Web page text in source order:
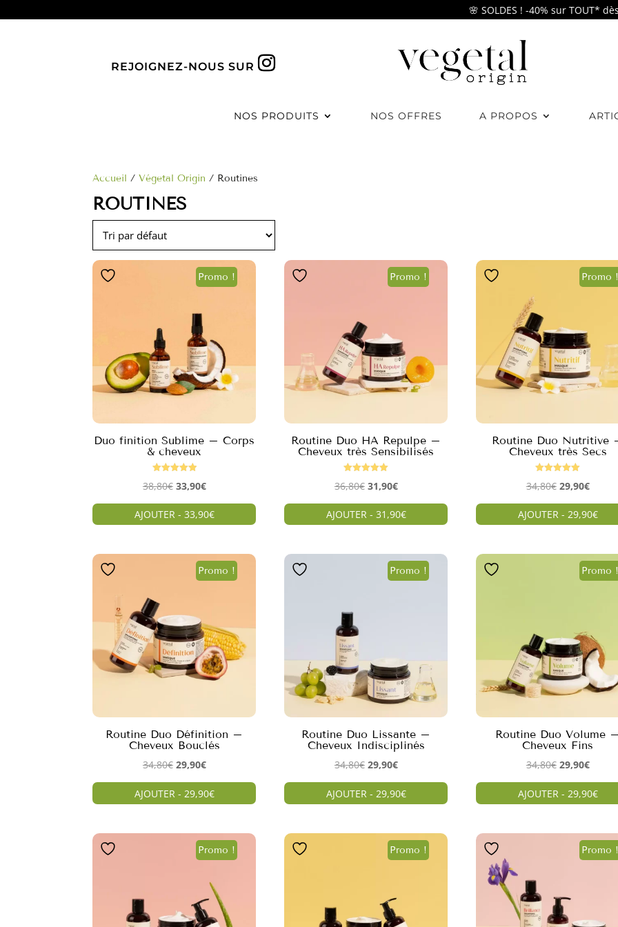
🌸 SOLDES ! -40% sur TOUT* dès
REJOIGNEZ-NOUS SUR
NOS PRODUITS NOS OFFRES A PROPOS
Accueil /Végetal Origin / Routines
ROUTINES
Promo !
Duo finition Sublime – Corps
& cheveux
5.00
38,80€ Le
prix
initial
33,90€Le
prix
actuel
AJOUTER - 33,90€
Promo !
Routine Duo HA Repulpe –
Cheveux très Sensibilisés
5.00
36,80€ Le
prix
initial
31,90€Le
prix
actuel
AJOUTER - 31,90€
Promo !
Routine Duo Nutritive
Cheveux très Secs
5.00
34,80€ Le
prix
initial
29,90€Le
prix
actuel
AJOUTER - 29,90€
Promo !
Routine Duo Définition –
Cheveux Bouclés
34,80€ Le
prix
initial
29,90€Le
prix
actuel
AJOUTER - 29,90€
Promo !
Routine Duo Lissante –
Cheveux Indisciplinés
34,80€ Le
prix
initial
29,90€Le
prix
actuel
AJOUTER - 29,90€
Promo !
Routine Duo Volume –
Cheveux Fins
34,80€ Le
prix
initial
29,90€Le
prix
actuel
AJOUTER - 29,90€
Promo ! Promo ! Promo !